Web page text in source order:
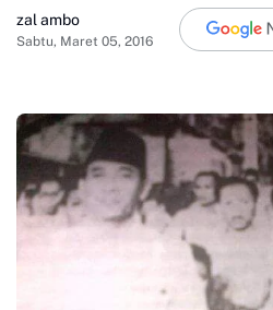
zal ambo
Sabtu, Maret 05, 2016